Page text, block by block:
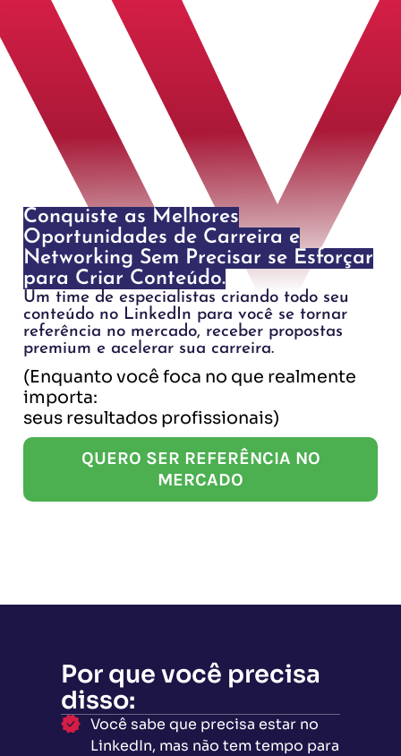
Conquiste as Melhores
Oportunidades de Carreira e
Networking Sem Precisar se Esforçar
para Criar Conteúdo.
Um time de especialistas criando todo seu
conteúdo no LinkedIn para você se tornar
referência no mercado, receber propostas
premium e acelerar sua carreira.
(Enquanto você foca no que realmente
importa:
seus resultados profissionais)
QUERO SER REFERÊNCIA NO
MERCADO
Por que você precisa
disso:
Você sabe que precisa estar no
LinkedIn, mas não tem tempo para